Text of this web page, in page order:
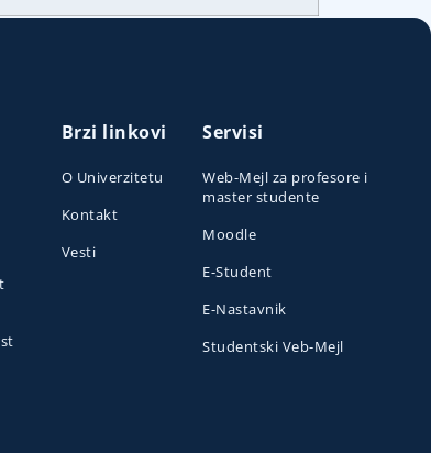
Brzi linkovi
O Univerzitetu
Kontakt
Vesti
Servisi
Web-Mejl za profesore i
master studente
Moodle
E-Student
E-Nastavnik
Studentski Veb-Mejl